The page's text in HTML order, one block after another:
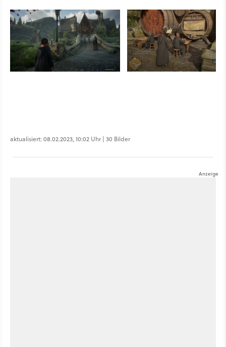
aktualisiert: 08.02.2023, 10:02 Uhr | 30 Bilder